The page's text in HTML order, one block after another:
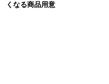
くなる商品用意